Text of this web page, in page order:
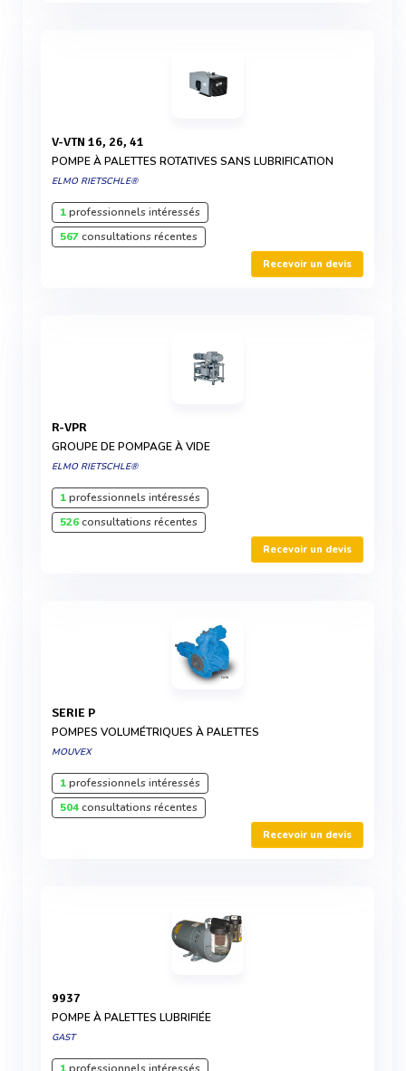
V-VTN 16, 26, 41
POMPE À PALETTES ROTATIVES SANS LUBRIFICATION
ELMO RIETSCHLE®
1professionnels intéressés
567consultations récentes
Recevoir un devis
R-VPR
GROUPE DE POMPAGE À VIDE
ELMO RIETSCHLE®
1professionnels intéressés
526consultations récentes
Recevoir un devis
SERIE P
POMPES VOLUMÉTRIQUES À PALETTES
MOUVEX
1professionnels intéressés
504consultations récentes
Recevoir un devis
9937
POMPE À PALETTES LUBRIFIÉE
GAST